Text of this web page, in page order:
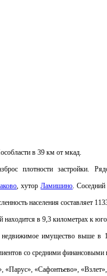
в 39 км от мкад.
плотности застройки.
, хуторЛамишино.
населения составляет
в 9,3 километрах к
имущество выше в
со средними
«Сафонтьево»,